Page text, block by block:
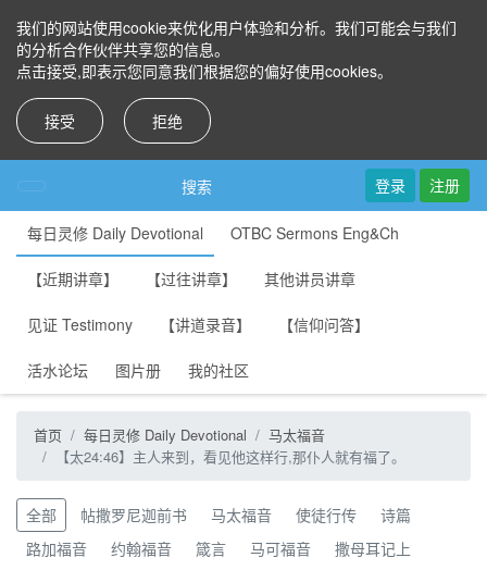
我们的网站使用cookie来优化用户体验和分析。我们可能会与我们
的分析合作伙伴共享您的信息。
点击接受,即表示您同意我们根据您的偏好使用cookies。
接受 拒绝
搜索 登录 注册
每日灵修 Daily Devotional OTBC Sermons Eng&Ch
【近期讲章】 【过往讲章】 其他讲员讲章
见证 Testimony 【讲道录音】 【信仰问答】
活水论坛 图片册 我的社区
首页 每日灵修 Daily Devotional
马太福音
【太24:46】主人来到，看见他这样行,那仆人就有福了。
全部 帖撒罗尼迦前书 马太福音 使徒行传
诗篇
路加福音
约翰福音 箴言 马可福音
撒母耳记上